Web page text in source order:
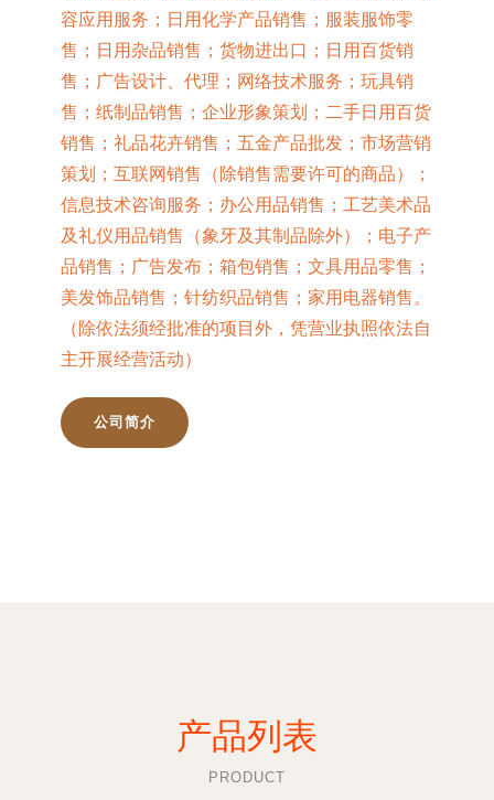
容应用服务；日用化学产品销售；服装服饰零
售；日用杂品销售；货物进出口；日用百货销
售；广告设计、代理；网络技术服务；玩具销
售；纸制品销售；企业形象策划；二手日用百货
销售；礼品花卉销售；五金产品批发；市场营销
策划；互联网销售（除销售需要许可的商品）；
信息技术咨询服务；办公用品销售；工艺美术品
及礼仪用品销售（象牙及其制品除外）；电子产
品销售；广告发布；箱包销售；文具用品零售；
美发饰品销售；针纺织品销售；家用电器销售。
（除依法须经批准的项目外，凭营业执照依法自
主开展经营活动）
公司简介
产品列表
PRODUCT